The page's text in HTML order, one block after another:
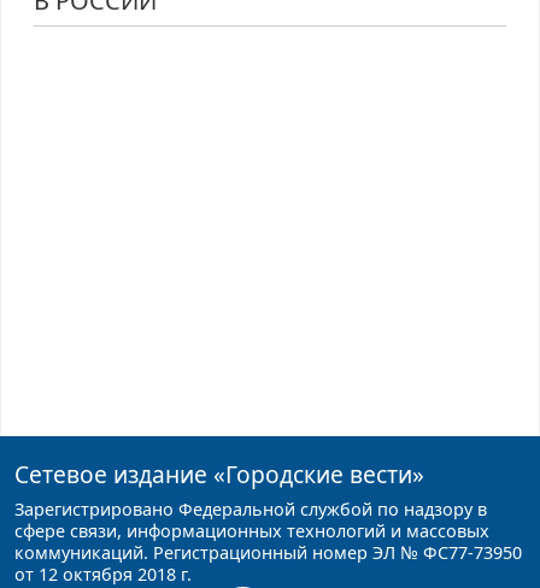
Сетевое издание «Городские вести»
Зарегистрировано Федеральной службой по надзору в
сфере связи, информационных технологий и массовых
коммуникаций. Регистрационный номер ЭЛ № ФС77-73950
от 12 октября 2018 г.